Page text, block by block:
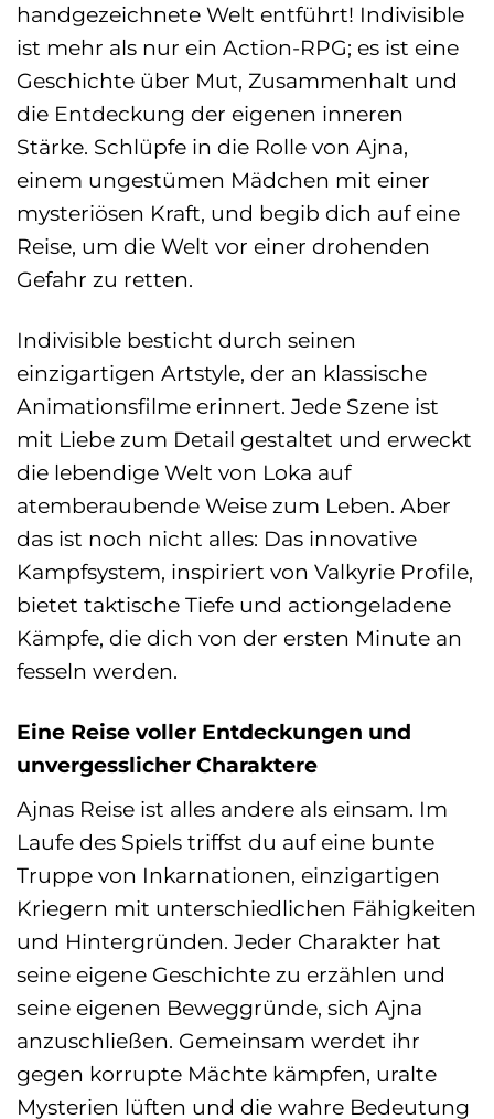
handgezeichnete Welt entführt! Indivisible
ist mehr als nur ein Action-RPG; es ist eine
Geschichte über Mut, Zusammenhalt und
die Entdeckung der eigenen inneren
Stärke. Schlüpfe in die Rolle von Ajna,
einem ungestümen Mädchen mit einer
mysteriösen Kraft, und begib dich auf eine
Reise, um die Welt vor einer drohenden
Gefahr zu retten.
Indivisible besticht durch seinen
einzigartigen Artstyle, der an klassische
Animationsfilme erinnert. Jede Szene ist
mit Liebe zum Detail gestaltet und erweckt
die lebendige Welt von Loka auf
atemberaubende Weise zum Leben. Aber
das ist noch nicht alles: Das innovative
Kampfsystem, inspiriert von Valkyrie Profile,
bietet taktische Tiefe und actiongeladene
Kämpfe, die dich von der ersten Minute an
fesseln werden.
Eine Reise voller Entdeckungen und
unvergesslicher Charaktere
Ajnas Reise ist alles andere als einsam. Im
Laufe des Spiels triffst du auf eine bunte
Truppe von Inkarnationen, einzigartigen
Kriegern mit unterschiedlichen Fähigkeiten
und Hintergründen. Jeder Charakter hat
seine eigene Geschichte zu erzählen und
seine eigenen Beweggründe, sich Ajna
anzuschließen. Gemeinsam werdet ihr
gegen korrupte Mächte kämpfen, uralte
Mysterien lüften und die wahre Bedeutung